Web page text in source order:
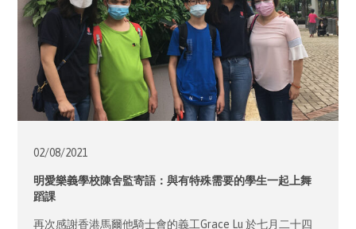
02/08/2021
明愛樂義學校陳舍監寄語：與有特殊需要的學生一起上舞
蹈課
再次感謝香港馬爾他騎士會的義工Grace Lu 於七月二十四